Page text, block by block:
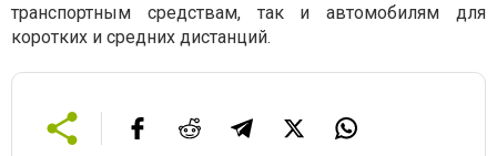
транспортным средствам, так и автомобилям для
коротких и средних дистанций.